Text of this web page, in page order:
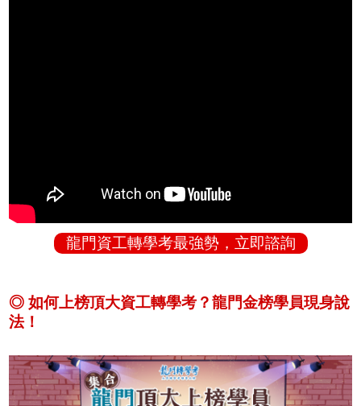
龍門資工轉學考最強勢，立即諮詢
◎ 如何上榜頂大資工轉學考？龍門金榜學員現身說
法！